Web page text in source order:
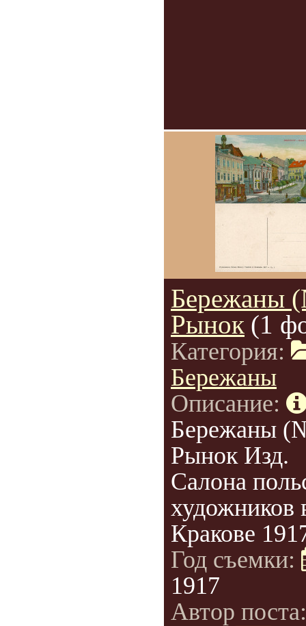
Бережаны
Рынок (1
Категория:
Бережаны
Описание:
Бережаны
Рынок Изд.
Салона
художников
Кракове
Год съемки:
1917
Автор